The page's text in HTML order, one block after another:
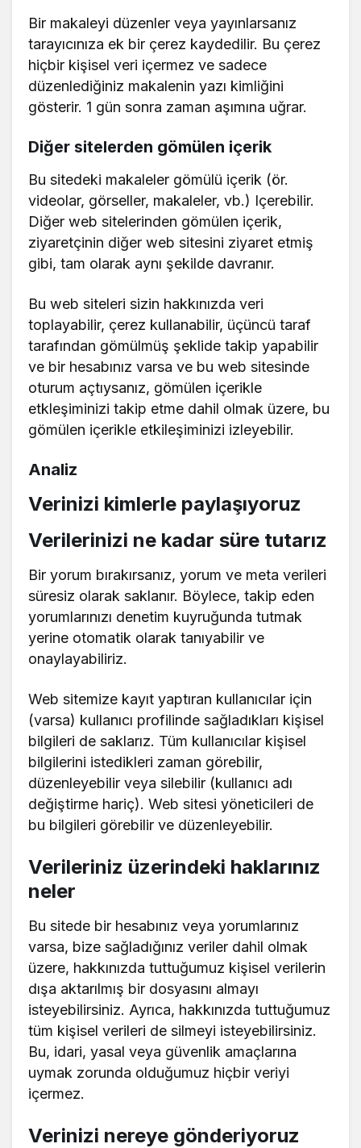
Bir makaleyi düzenler veya yayınlarsanız
tarayıcınıza ek bir çerez kaydedilir. Bu çerez
hiçbir kişisel veri içermez ve sadece
düzenlediğiniz makalenin yazı kimliğini
gösterir. 1 gün sonra zaman aşımına uğrar.
Diğer sitelerden gömülen içerik
Bu sitedeki makaleler gömülü içerik (ör.
videolar, görseller, makaleler, vb.) Içerebilir.
Diğer web sitelerinden gömülen içerik,
ziyaretçinin diğer web sitesini ziyaret etmiş
gibi, tam olarak aynı şekilde davranır.
Bu web siteleri sizin hakkınızda veri
toplayabilir, çerez kullanabilir, üçüncü taraf
tarafından gömülmüş şeklide takip yapabilir
ve bir hesabınız varsa ve bu web sitesinde
oturum açtıysanız, gömülen içerikle
etkleşiminizi takip etme dahil olmak üzere, bu
gömülen içerikle etkileşiminizi izleyebilir.
Analiz
Verinizi kimlerle paylaşıyoruz
Verilerinizi ne kadar süre tutarız
Bir yorum bırakırsanız, yorum ve meta verileri
süresiz olarak saklanır. Böylece, takip eden
yorumlarınızı denetim kuyruğunda tutmak
yerine otomatik olarak tanıyabilir ve
onaylayabiliriz.
Web sitemize kayıt yaptıran kullanıcılar için
(varsa) kullanıcı profilinde sağladıkları kişisel
bilgileri de saklarız. Tüm kullanıcılar kişisel
bilgilerini istedikleri zaman görebilir,
düzenleyebilir veya silebilir (kullanıcı adı
değiştirme hariç). Web sitesi yöneticileri de
bu bilgileri görebilir ve düzenleyebilir.
Verileriniz üzerindeki haklarınız
neler
Bu sitede bir hesabınız veya yorumlarınız
varsa, bize sağladığınız veriler dahil olmak
üzere, hakkınızda tuttuğumuz kişisel verilerin
dışa aktarılmış bir dosyasını almayı
isteyebilirsiniz. Ayrıca, hakkınızda tuttuğumuz
tüm kişisel verileri de silmeyi isteyebilirsiniz.
Bu, idari, yasal veya güvenlik amaçlarına
uymak zorunda olduğumuz hiçbir veriyi
içermez.
Verinizi nereye gönderiyoruz